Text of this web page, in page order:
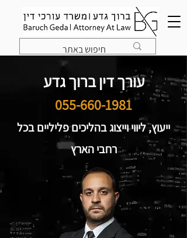
עורך דין ברוך גדע
055-660-1981
ייעוץ, ליווי וייצוג בהליכים פליליים בכל
רחבי הארץ